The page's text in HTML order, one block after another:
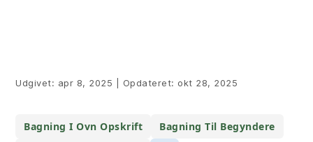
Udgivet: apr 8, 2025 Opdateret: okt 28, 2025
Bagning I Ovn Opskrift
Bagning Til Begyndere